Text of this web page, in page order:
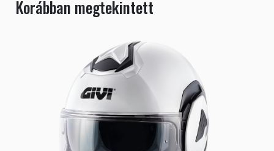
Korábban megtekintett